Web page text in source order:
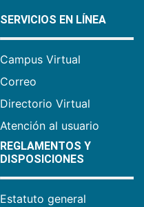
SERVICIOS EN LÍNEA
Campus Virtual
Correo
Directorio Virtual
Atención al usuario
REGLAMENTOS Y
DISPOSICIONES
Estatuto general